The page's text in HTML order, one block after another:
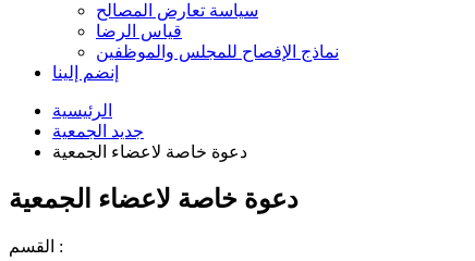
سياسة تعارض المصالح
قياس الرضا
نماذج الإفصاح للمجلس والموظفين
إنضم إلينا
الرئيسية
جديد الجمعية
دعوة خاصة لاعضاء الجمعية
دعوة خاصة لاعضاء الجمعية
القسم :